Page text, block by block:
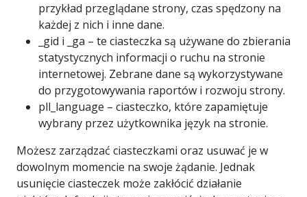
przykład przeglądane strony, czas spędzony na
każdej z nich i inne dane.
_gid i _ga – te ciasteczka są używane do zbierania
statystycznych informacji o ruchu na stronie
internetowej. Zebrane dane są wykorzystywane
do przygotowywania raportów i rozwoju strony.
pll_language – ciasteczko, które zapamiętuje
wybrany przez użytkownika język na stronie.
Możesz zarządzać ciasteczkami oraz usuwać je w
dowolnym momencie na swoje żądanie. Jednak
usunięcie ciasteczek może zakłócić działanie